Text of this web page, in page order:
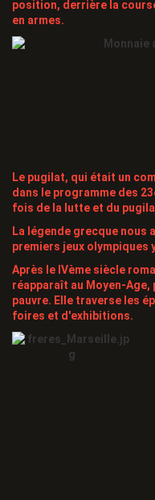
position, derrière la
en armes.
Le pugilat, qui était un
dans le programme des
fois de la lutte et du
La légende grecque nous
premiers jeux olympiques
Après le IVème siècle
réapparaît au Moyen-
pauvre. Elle traverse les
foires et d'exhibitions.